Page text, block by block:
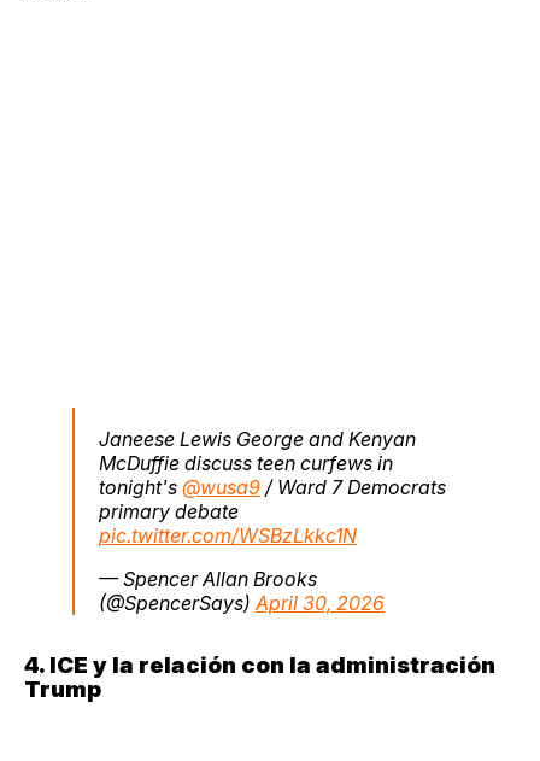
Janeese Lewis George and Kenyan
McDuffie discuss teen curfews in
tonight's @wusa9 / Ward 7 Democrats
primary debate
pic.twitter.com/WSBzLkkc1N
— Spencer Allan Brooks
(@SpencerSays) April 30, 2026
4. ICE y la relación con la administración
Trump